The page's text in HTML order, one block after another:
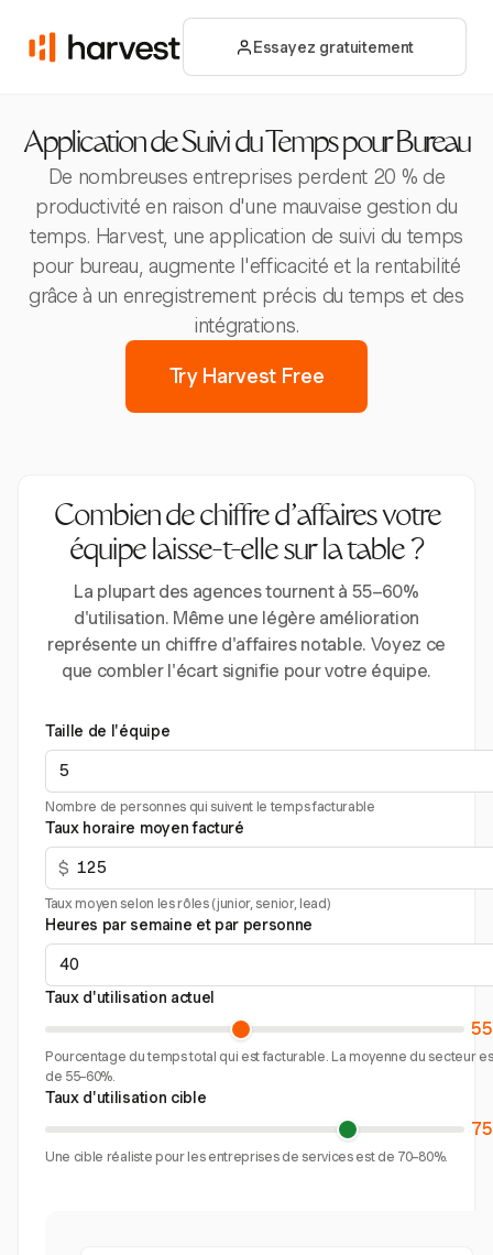
Essayez gratuitement
Application de Suivi du Temps pour Bureau
De nombreuses entreprises perdent 20 % de
productivité en raison d'une mauvaise gestion du
temps. Harvest, une application de suivi du temps
pour bureau, augmente l'efficacité et la rentabilité
grâce à un enregistrement précis du temps et des
intégrations.
Try Harvest Free
Combien de chiffre d'affaires votre
équipe laisse-t-elle sur la table ?
La plupart des agences tournent à 55–60%
d'utilisation. Même une légère amélioration
représente un chiffre d'affaires notable. Voyez ce
que combler l'écart signifie pour votre équipe.
Taille de l'équipe
Nombre de personnes qui suivent le temps facturable
Taux horaire moyen facturé
$
Taux moyen selon les rôles (junior, senior, lead)
Heures par semaine et par personne
Taux d'utilisation actuel
Pourcentage du temps total qui est facturable. La moyenne du secteur
de 55–60%.
Taux d'utilisation cible
Une cible réaliste pour les entreprises de services est de 70–80%.